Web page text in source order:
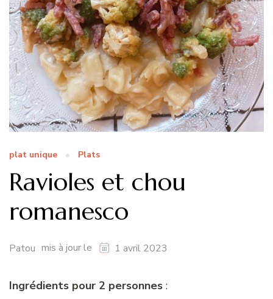
plat unique Plats
Ravioles et chou
romanesco
Patou mis à jour le 1 avril 2023
Ingrédients pour 2 personnes :